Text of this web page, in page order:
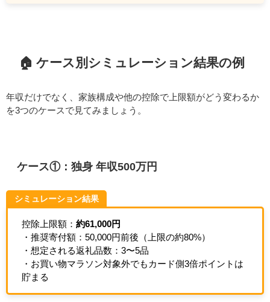
🏠 ケース別シミュレーション結果の例
年収だけでなく、家族構成や他の控除で上限額がどう変わるか
を3つのケースで見てみましょう。
ケース①：独身 年収500万円
シミュレーション結果
控除上限額： 約61,000円
・推奨寄付額：50,000円前後（上限の約80%）
・想定される返礼品数：3〜5品
・お買い物マラソン対象外でもカード側3倍ポイントは
貯まる